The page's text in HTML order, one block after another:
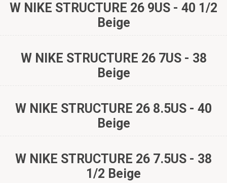
W NIKE STRUCTURE 26 9US - 40 1/2
Beige
W NIKE STRUCTURE 26 7US - 38
Beige
W NIKE STRUCTURE 26 8.5US - 40
Beige
W NIKE STRUCTURE 26 7.5US - 38
1/2 Beige